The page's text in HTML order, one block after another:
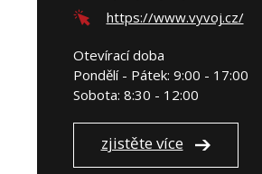
https://www.vyvoj.cz/
Otevírací doba
Pondělí - Pátek: 9:00 - 17:00
Sobota: 8:30 - 12:00
zjistěte více